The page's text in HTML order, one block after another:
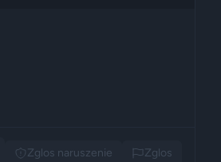
Zglos naruszenie Zglos